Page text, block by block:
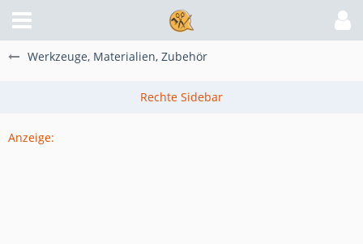
Werkzeuge, Materialien, Zubehör
Anzeige: